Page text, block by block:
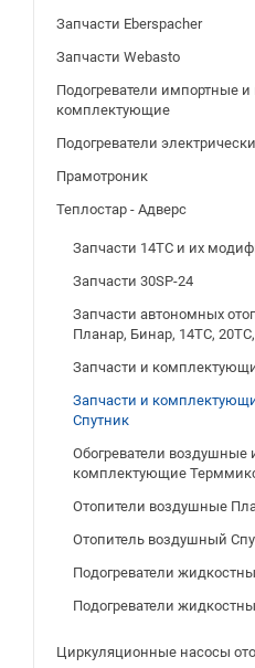
Запчасти Eberspacher
Запчасти Webasto
Подогреватели импортные и
комплектующие
Подогреватели
Прамотроник
Теплостар - Адверс
Запчасти 14ТС и их
Запчасти 30SP-24
Запчасти автономных
Планар, Бинар, 14ТС,
Запчасти и
Запчасти и
Спутник
Обогреватели воздушные
комплектующие
Отопители воздушные
Отопитель воздушный
Подогреватели
Подогреватели
Циркуляционные насосы